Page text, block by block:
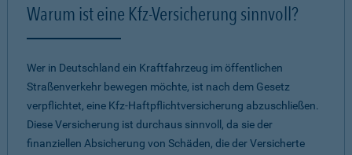
Warum ist eine Kfz-Versicherung sinnvoll?
Wer in Deutschland ein Kraftfahrzeug im öffentlichen
Straßenverkehr bewegen möchte, ist nach dem Gesetz
verpflichtet, eine Kfz-Haftpflichtversicherung abzuschließen.
Diese Versicherung ist durchaus sinnvoll, da sie der
finanziellen Absicherung von Schäden, die der Versicherte